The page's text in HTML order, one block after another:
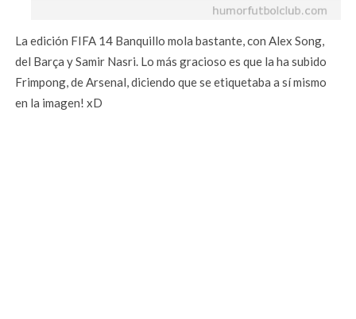
La edición FIFA 14 Banquillo mola bastante, con Alex Song,
del Barça y Samir Nasri. Lo más gracioso es que la ha subido
Frimpong, de Arsenal, diciendo que se etiquetaba a sí mismo
en la imagen! xD